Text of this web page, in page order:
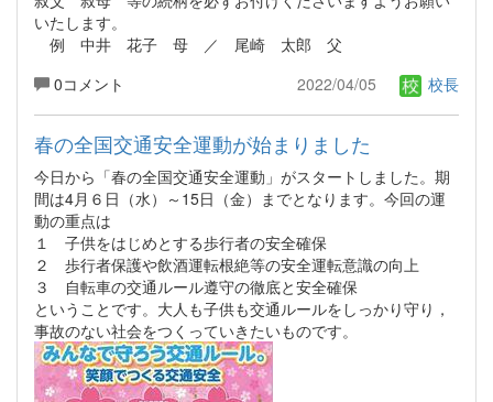
いたします。
例 中井 花子 母 ／ 尾崎 太郎 父
0コメント
2022/04/05 校長
春の全国交通安全運動が始まりました
今日から「春の全国交通安全運動」がスタートしました。期
間は4月６日（水）～15日（金）までとなります。今回の運
動の重点は
１ 子供をはじめとする歩行者の安全確保
２ 歩行者保護や飲酒運転根絶等の安全運転意識の向上
３ 自転車の交通ルール遵守の徹底と安全確保
ということです。大人も子供も交通ルールをしっかり守り，
事故のない社会をつくっていきたいものです。